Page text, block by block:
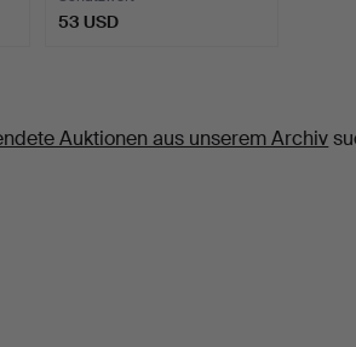
53 USD
Auktionen aus unserem Archiv